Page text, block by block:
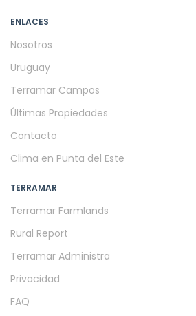
ENLACES
Nosotros
Uruguay
Terramar Campos
Últimas Propiedades
Contacto
Clima en Punta del Este
TERRAMAR
Terramar Farmlands
Rural Report
Terramar Administra
Privacidad
FAQ